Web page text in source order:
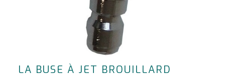
LA BUSE À JET BROUILLARD